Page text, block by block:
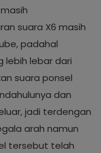
suara X6 masih
padahal
lebih lebar dari
suara ponsel
dan
jadi terdengan
arah namun
tersebut telah